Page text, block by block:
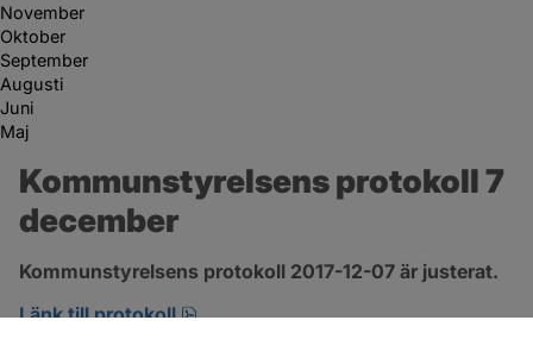
November
Oktober
September
Augusti
Juni
Maj
Kommunstyrelsens protokoll 7
december
Kommunstyrelsens protokoll 2017-12-07 är justerat.
Länk till protokoll
pdf, 123.1 kB, öppnas i nytt fönster.